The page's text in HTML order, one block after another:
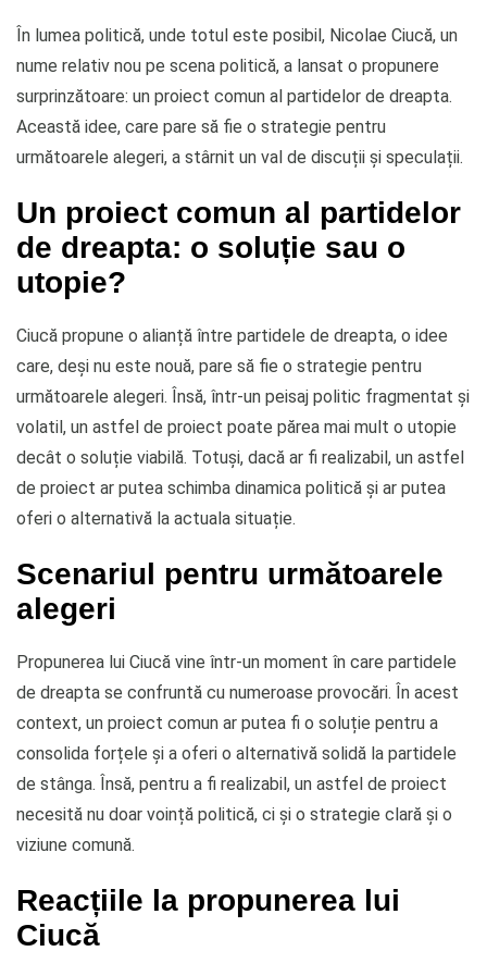
În lumea politică, unde totul este posibil, Nicolae Ciucă, un
nume relativ nou pe scena politică, a lansat o propunere
surprinzătoare: un proiect comun al partidelor de dreapta.
Această idee, care pare să fie o strategie pentru
următoarele alegeri, a stârnit un val de discuții și speculații.
Un proiect comun al partidelor
de dreapta: o soluție sau o
utopie?
Ciucă propune o alianță între partidele de dreapta, o idee
care, deși nu este nouă, pare să fie o strategie pentru
următoarele alegeri. Însă, într-un peisaj politic fragmentat și
volatil, un astfel de proiect poate părea mai mult o utopie
decât o soluție viabilă. Totuși, dacă ar fi realizabil, un astfel
de proiect ar putea schimba dinamica politică și ar putea
oferi o alternativă la actuala situație.
Scenariul pentru următoarele
alegeri
Propunerea lui Ciucă vine într-un moment în care partidele
de dreapta se confruntă cu numeroase provocări. În acest
context, un proiect comun ar putea fi o soluție pentru a
consolida forțele și a oferi o alternativă solidă la partidele
de stânga. Însă, pentru a fi realizabil, un astfel de proiect
necesită nu doar voință politică, ci și o strategie clară și o
viziune comună.
Reacțiile la propunerea lui
Ciucă